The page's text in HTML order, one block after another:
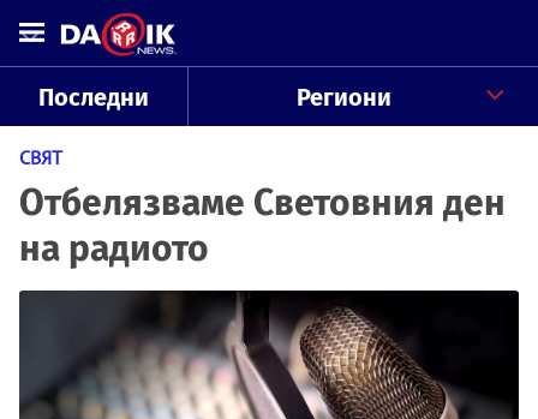
Последни Региони
СВЯТ
Отбелязваме Световния ден
на радиото